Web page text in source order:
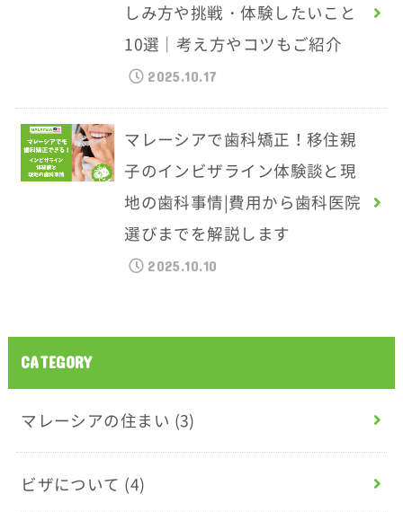
しみ方や挑戦・体験したいこと
10選｜考え方やコツもご紹介
2025.10.17
マレーシアで歯科矯正！移住親
子のインビザライン体験談と現
地の歯科事情|費用から歯科医院
選びまでを解説します
2025.10.10
CATEGORY
マレーシアの住まい (3)
ビザについて (4)